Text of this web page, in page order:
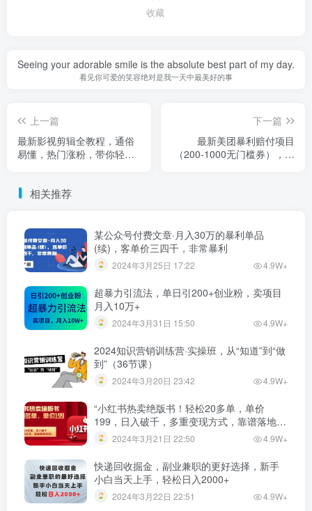
收藏
Seeing your adorable smile is the absolute best part of my day.
看见你可爱的笑容绝对是我一天中最美好的事
上一篇
最新影视剪辑全教程，通俗
易懂，热门涨粉，带你轻松
下一篇
最新美团暴利赔付项目
（200-1000无门槛券），轻
相关推荐
某公众号付费文章·月入30万的暴利单品
(续)，客单价三四千，非常暴利
2024年3月25日 17:22 4.9W+
超暴力引流法，单日引200+创业粉，卖项目
月入10万+
2024年3月31日 15:50 4.9W+
2024知识营销训练营·实操班，从“知道”到“做
到”（36节课）
2024年3月20日 23:42 4.9W+
“小红书热卖绝版书！轻松20多单，单价
199，日入破千，多重变现方式，靠谱落地项
目！”2024年3月21日 22:50 4.9W+
快递回收掘金，副业兼职的更好选择，新手
小白当天上手，轻松日入2000+
2024年3月22日 22:51 4.9W+